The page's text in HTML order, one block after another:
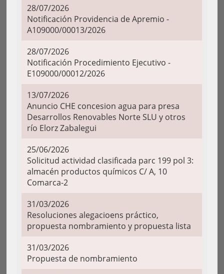
28/07/2026
Notificación Providencia de Apremio -
A109000/00013/2026
28/07/2026
Notificación Procedimiento Ejecutivo -
E109000/00012/2026
13/07/2026
Anuncio CHE concesion agua para presa
Desarrollos Renovables Norte SLU y otros
río Elorz Zabalegui
25/06/2026
Solicitud actividad clasificada parc 199 pol 3:
almacén productos químicos C/ A, 10
Comarca-2
31/03/2026
Resoluciones alegacioens práctico,
propuesta nombramiento y propuesta lista
31/03/2026
Propuesta de nombramiento